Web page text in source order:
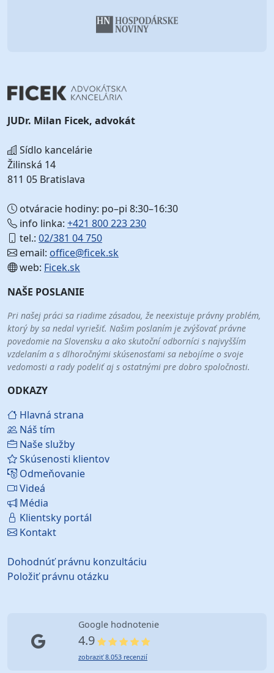
JUDr. Milan Ficek, advokát
Sídlo kancelárie
Žilinská 14
811 05 Bratislava
otváracie hodiny: po–pi 8:30–16:30
info linka: +421 800 223 230
tel.: 02/381 04 750
email: office@ficek.sk
web: Ficek.sk
NAŠE POSLANIE
Pri našej práci sa riadime zásadou, že neexistuje právny problém,
ktorý by sa nedal vyriešiť. Našim poslaním je zvýšovať právne
povedomie na Slovensku a ako skutoční odborníci s najvyšším
vzdelaním a s dlhoročnými skúsenosťami sa nebojíme o svoje
vedomosti a rady podeliť aj s ostatnými pre dobro spoločnosti.
ODKAZY
Hlavná strana
Náš tím
Naše služby
Skúsenosti klientov
Odmeňovanie
Videá
Média
Klientsky portál
Kontakt
Dohodnúť právnu konzultáciu
Položiť právnu otázku
Google hodnotenie
4.9
zobraziť 8.053 recenzií